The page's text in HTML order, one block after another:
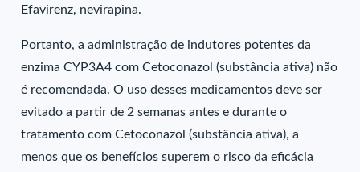
Efavirenz, nevirapina.
Portanto, a administração de indutores potentes da
enzima CYP3A4 com Cetoconazol (substância ativa) não
é recomendada. O uso desses medicamentos deve ser
evitado a partir de 2 semanas antes e durante o
tratamento com Cetoconazol (substância ativa), a
menos que os benefícios superem o risco da eficácia